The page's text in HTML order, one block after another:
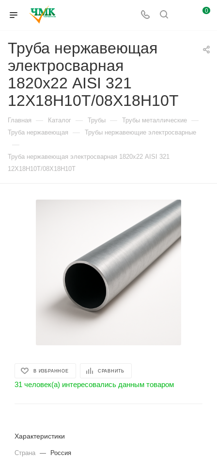
0
Труба нержавеющая
электросварная
1820х22 AISI 321
12Х18Н10Т/08Х18Н10Т
Главная — Каталог — Трубы — Трубы металлические —
Труба нержавеющая — Трубы нержавеющие электросварные
—
Труба нержавеющая электросварная 1820х22 AISI 321
12Х18Н10Т/08Х18Н10Т
В ИЗБРАННОЕ СРАВНИТЬ
31 человек(а) интересовались данным товаром
Характеристики
Страна —
Россия